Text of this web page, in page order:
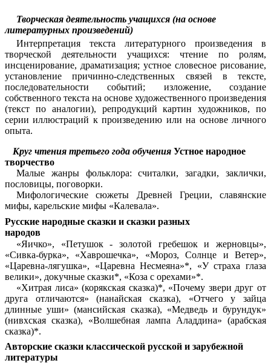
Творческая деятельность учащихся (на основе
литературных произведений)
Интерпретация текста литературного произведения в
творческой деятельности учащихся: чтение по ролям,
инсценирование, драматизация; устное словесное рисование,
установление причинно-следственных связей в тексте,
последовательности событий; изложение, создание
собственного текста на основе художественного произведения
(текст по аналогии), репродукций картин художников, по
серии иллюстраций к произведению или на основе личного
опыта.
Круг чтения третьего года обученияУстное народное
творчество
Малые жанры фольклора: считалки, загадки, заклички,
пословицы, поговорки.
Мифологические сюжеты Древней Греции, славянские
мифы, карельские мифы «Калевала».
Русские народные сказки и сказки разных
народов
«Яичко», «Петушок - золотой гребешок и жерновцы»,
«Сивка-бурка», «Хаврошечка», «Мороз, Солнце и Ветер»,
«Царевна-лягушка», «Царевна Несмеяна»*, «У страха глаза
велики», докучные сказки*, «Коза с орехами»*.
«Хитрая лиса» (корякская сказка)*, «Почему звери друг от
друга отличаются» (нанайская сказка), «Отчего у зайца
длинные уши» (мансийская сказка), «Медведь и бурундук»
(нивхская сказка), «Волшебная лампа Аладдина» (арабская
сказка)*.
Авторские сказки классической русской и зарубежной
литературы